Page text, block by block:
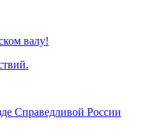
валу!
Справедливой России